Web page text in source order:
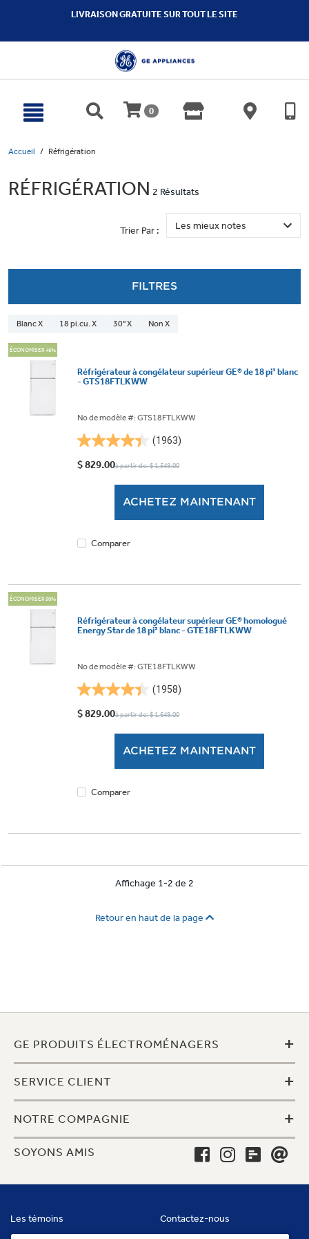
LIVRAISON GRATUITE SUR TOUT LE SITE
0
Accueil Réfrigération
RÉFRIGÉRATION 2 Résultats
Trier Par :
FILTRES
Blanc X 18 pi.cu. X 30" X Non X
ÉCONOMISER 46%
Réfrigérateur à congélateur supérieur GE® de 18 pi³ blanc
- GTS18FTLKWW
No de modèle #: GTS18FTLKWW
(1963)
4.4
étoile(s)
$ 829.00à partir de: $ 1,549.00
ACHETEZ MAINTENANT
Comparer
ÉCONOMISER 50%
Réfrigérateur à congélateur supérieur GE® homologué
Energy Star de 18 pi³ blanc - GTE18FTLKWW
No de modèle #: GTE18FTLKWW
(1958)
4.4
étoile(s)
$ 829.00à partir de: $ 1,649.00
ACHETEZ MAINTENANT
Comparer
Affichage 1-2 de 2
Retour en haut de la page
GE PRODUITS ÉLECTROMÉNAGERS +
SERVICE CLIENT +
NOTRE COMPAGNIE +
SOYONS AMIS
Les témoins Contactez-nous